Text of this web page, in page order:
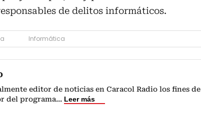
de delitos informáticos.
Informática
editor de noticias en Caracol Radio los fines de
del programa... Leer más